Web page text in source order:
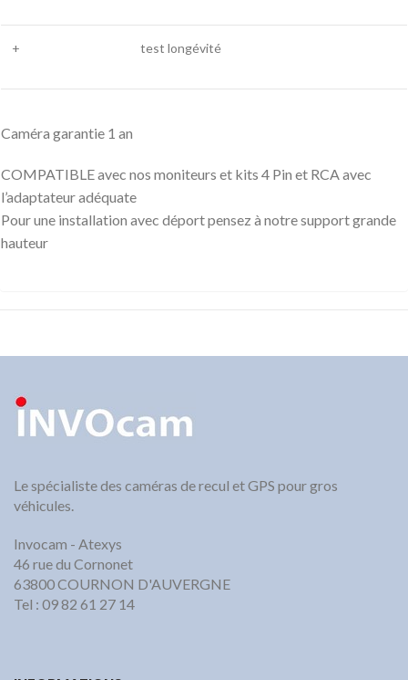
+ test longévité
Caméra garantie 1 an
COMPATIBLE avec nos moniteurs et kits 4 Pin et RCA avec
l’adaptateur adéquate
Pour une installation avec déport pensez à notre support grande
hauteur
Le spécialiste des caméras de recul et GPS pour gros
véhicules.
Invocam - Atexys
46 rue du Cornonet
63800 COURNON D'AUVERGNE
Tel : 09 82 61 27 14